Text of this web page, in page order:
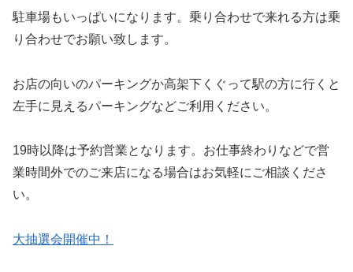
駐車場もいっぱいになります。乗り合わせで来れる方は乗
り合わせでお願い致します。
お店の向いのパーキングか高架下くぐって駅の方に行くと
左手に見えるパーキングなどご利用ください。
19時以降は予約営業となります。お仕事終わりなどで営
業時間外でのご来店になる場合はお気軽にご相談くださ
い。
大抽選会開催中！